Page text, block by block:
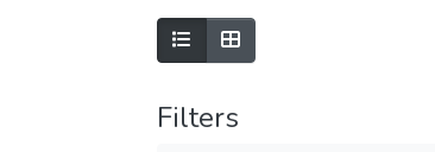
Filters